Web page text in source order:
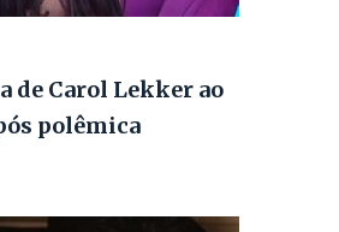
de Carol Lekker ao
polêmica